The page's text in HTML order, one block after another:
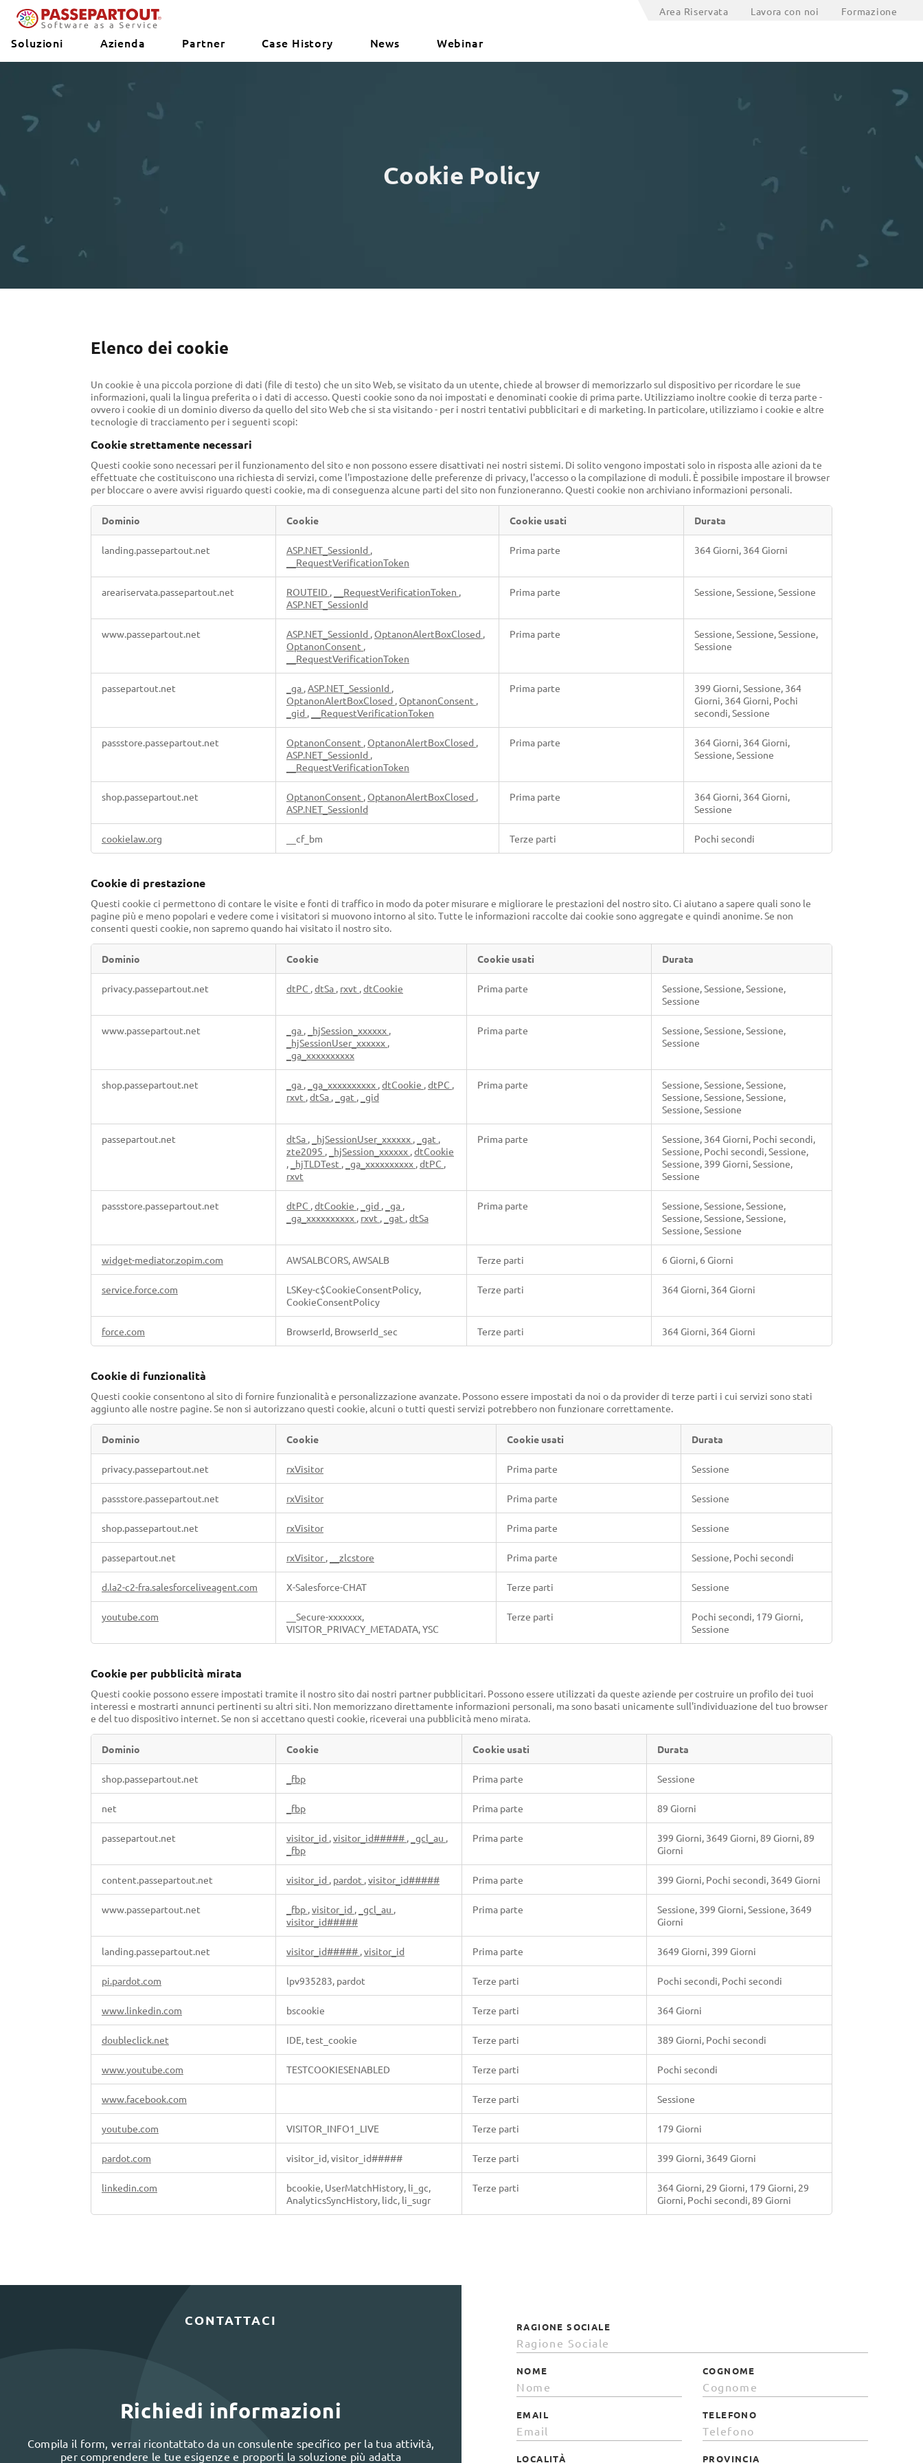
Soluzioni Azienda Partner Case History News Webinar
Area Riservata Lavora con noi Formazione
Cookie Policy
Elenco dei cookie
Un cookie è una piccola porzione di dati (file di testo) che un sito Web, se visitato da un utente, chiede al browser di memorizzarlo sul dispositivo per ricordare le sue
informazioni, quali la lingua preferita o i dati di accesso. Questi cookie sono da noi impostati e denominati cookie di prima parte. Utilizziamo inoltre cookie di terza parte -
ovvero i cookie di un dominio diverso da quello del sito Web che si sta visitando - per i nostri tentativi pubblicitari e di marketing. In particolare, utilizziamo i cookie e altre
tecnologie di tracciamento per i seguenti scopi:
Cookie strettamente necessari
Questi cookie sono necessari per il funzionamento del sito e non possono essere disattivati ​​nei nostri sistemi. Di solito vengono impostati solo in risposta alle azioni da te
effettuate che costituiscono una richiesta di servizi, come l'impostazione delle preferenze di privacy, l'accesso o la compilazione di moduli. È possibile impostare il browser
per bloccare o avere avvisi riguardo questi cookie, ma di conseguenza alcune parti del sito non funzioneranno. Questi cookie non archiviano informazioni personali.
strettamente
Dominio Cookie Cookie usati Durata
landing.passepartout.net ASP.NET_SessionId ,
__RequestVerificationToken
Prima parte 364 Giorni, 364 Giorni
areariservata.passepartout.net ROUTEID , __RequestVerificationToken ,
ASP.NET_SessionId
Prima parte Sessione, Sessione, Sessione
www.passepartout.net ASP.NET_SessionId , OptanonAlertBoxClosed ,
OptanonConsent ,
__RequestVerificationToken
Prima parte
Sessione, Sessione, Sessione,
Sessione
passepartout.net _ga ,ASP.NET_SessionId ,
OptanonAlertBoxClosed , OptanonConsent ,
_gid , __RequestVerificationToken
Prima parte
399 Giorni, Sessione, 364
Giorni, 364 Giorni, Pochi
secondi, Sessione
passstore.passepartout.net OptanonConsent , OptanonAlertBoxClosed ,
ASP.NET_SessionId ,
__RequestVerificationToken
Prima parte
364 Giorni, 364 Giorni,
Sessione, Sessione
shop.passepartout.net OptanonConsent , OptanonAlertBoxClosed ,
ASP.NET_SessionId
Prima parte
364 Giorni, 364 Giorni,
Sessione
cookielaw.org __cf_bm Terze parti Pochi secondi
Cookie di prestazione
Questi cookie ci permettono di contare le visite e fonti di traffico in modo da poter misurare e migliorare le prestazioni del nostro sito. Ci aiutano a sapere quali sono le
pagine più e meno popolari e vedere come i visitatori si muovono intorno al sito. Tutte le informazioni raccolte dai cookie sono aggregate e quindi anonime. Se non
consenti questi cookie, non sapremo quando hai visitato il nostro sito.
Dominio Cookie Cookie usati Durata
privacy.passepartout.net dtPC ,dtSa , rxvt ,dtCookie Prima parte
Sessione, Sessione, Sessione,
Sessione
www.passepartout.net _ga , _hjSession_xxxxxx ,
_hjSessionUser_xxxxxx ,
_ga_xxxxxxxxxx
Prima parte
Sessione, Sessione, Sessione,
Sessione
shop.passepartout.net _ga , _ga_xxxxxxxxxx ,dtCookie ,dtPC ,
rxvt ,dtSa , _gat , _gid
Prima parte
Sessione, Sessione, Sessione,
Sessione, Sessione, Sessione,
Sessione, Sessione
passepartout.net dtSa , _hjSessionUser_xxxxxx , _gat ,
zte2095 , _hjSession_xxxxxx ,dtCookie
,
_hjTLDTest , _ga_xxxxxxxxxx ,dtPC ,
rxvt
Prima parte
Sessione, 364 Giorni, Pochi secondi,
Sessione, Pochi secondi, Sessione,
Sessione, 399 Giorni, Sessione,
Sessione
passstore.passepartout.net dtPC ,dtCookie , _gid , _ga ,
_ga_xxxxxxxxxx , rxvt , _gat ,dtSa
Prima parte
Sessione, Sessione, Sessione,
Sessione, Sessione, Sessione,
Sessione, Sessione
widget-mediator.zopim.com AWSALBCORS, AWSALB Terze parti 6 Giorni, 6 Giorni
service.force.com
LSKey-c$CookieConsentPolicy,
CookieConsentPolicy
Terze parti 364 Giorni, 364 Giorni
force.com BrowserId, BrowserId_sec Terze parti 364 Giorni, 364 Giorni
Cookie di funzionalità
Questi cookie consentono al sito di fornire funzionalità e personalizzazione avanzate. Possono essere impostati da noi o da provider di terze parti i cui servizi sono stati
aggiunto alle nostre pagine. Se non si autorizzano questi cookie, alcuni o tutti questi servizi potrebbero non funzionare correttamente.
funzionalità
Dominio Cookie Cookie usati Durata
privacy.passepartout.net rxVisitor Prima parte Sessione
passstore.passepartout.net rxVisitor Prima parte Sessione
shop.passepartout.net rxVisitor Prima parte Sessione
passepartout.net rxVisitor , __zlcstore Prima parte Sessione, Pochi secondi
d.la2-c2-fra.salesforceliveagent.com X-Salesforce-CHAT Terze parti Sessione
youtube.com
__Secure-xxxxxxx,
VISITOR_PRIVACY_METADATA, YSC
Terze parti
Pochi secondi, 179 Giorni,
Sessione
Cookie per pubblicità mirata
Questi cookie possono essere impostati tramite il nostro sito dai nostri partner pubblicitari. Possono essere utilizzati da queste aziende per costruire un profilo dei tuoi
interessi e mostrarti annunci pertinenti su altri siti. Non memorizzano direttamente informazioni personali, ma sono basati unicamente sull'individuazione del tuo browser
e del tuo dispositivo internet. Se non si accettano questi cookie, riceverai una pubblicità meno mirata.
per
pubblicità
mirata
Dominio Cookie Cookie usati Durata
shop.passepartout.net _fbp Prima parte Sessione
net _fbp Prima parte 89 Giorni
passepartout.net visitor_id ,visitor_id##### , _gcl_au ,
_fbp
Prima parte
399 Giorni, 3649 Giorni, 89 Giorni, 89
Giorni
content.passepartout.net visitor_id , pardot ,visitor_id##### Prima parte 399 Giorni, Pochi secondi, 3649 Giorni
www.passepartout.net _fbp ,visitor_id , _gcl_au ,
visitor_id#####
Prima parte
Sessione, 399 Giorni, Sessione, 3649
Giorni
landing.passepartout.net visitor_id##### ,visitor_id Prima parte 3649 Giorni, 399 Giorni
pi.pardot.com lpv935283, pardot Terze parti Pochi secondi, Pochi secondi
www.linkedin.com bscookie Terze parti 364 Giorni
doubleclick.net IDE, test_cookie Terze parti 389 Giorni, Pochi secondi
www.youtube.com TESTCOOKIESENABLED Terze parti Pochi secondi
www.facebook.com Terze parti Sessione
youtube.com VISITOR_INFO1_LIVE Terze parti 179 Giorni
pardot.com visitor_id, visitor_id##### Terze parti 399 Giorni, 3649 Giorni
linkedin.com
bcookie, UserMatchHistory, li_gc,
AnalyticsSyncHistory, lidc, li_sugr
Terze parti
364 Giorni, 29 Giorni, 179 Giorni, 29
Giorni, Pochi secondi, 89 Giorni
CONTATTACI
Richiedi informazioni
Compila il form, verrai ricontattato da un consulente specifico per la tua attività,
per comprendere le tue esigenze e proporti la soluzione più adatta
RAGIONE SOCIALE
NOME COGNOME
EMAIL TELEFONO
LOCALITÀ PROVINCIA